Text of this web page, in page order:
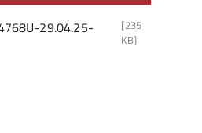
29.04.25-
[235
KB]